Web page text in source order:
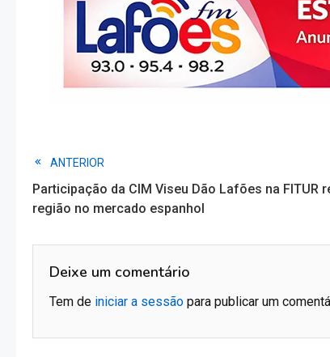
Read
more
articles
ANTERIOR
Participação da CIM Viseu Dão Lafões na FITUR
região no mercado espanhol
Deixe um comentário
Tem de iniciar a sessão para publicar um